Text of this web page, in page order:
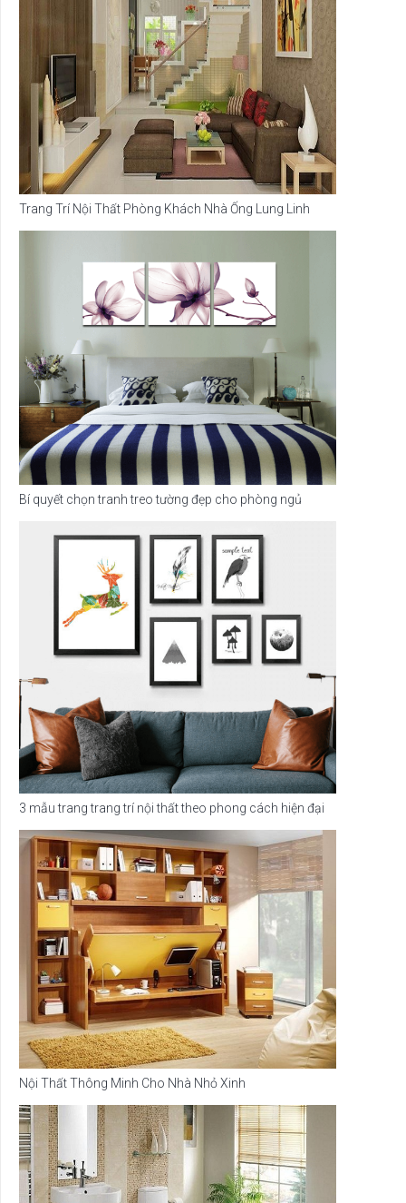
Trang Trí Nội Thất Phòng Khách Nhà Ống Lung Linh
Bí quyết chọn tranh treo tường đẹp cho phòng ngủ
3 mẫu trang trang trí nội thất theo phong cách hiện đại
Nội Thất Thông Minh Cho Nhà Nhỏ Xinh